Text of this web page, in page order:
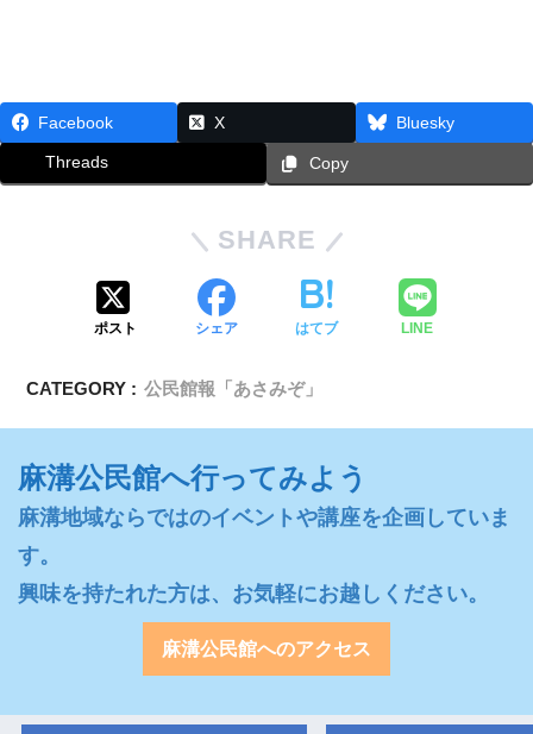
Facebook X Bluesky
Threads Copy
SHARE
ポスト シェア はてブ LINE
CATEGORY : 公民館報「あさみぞ」
麻溝公民館へ行ってみよう
麻溝地域ならではのイベントや講座を企画していま
す。
興味を持たれた方は、お気軽にお越しください。
麻溝公民館へのアクセス